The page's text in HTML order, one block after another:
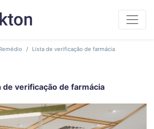
Lista de verificação de farmácia
de verificação de farmácia